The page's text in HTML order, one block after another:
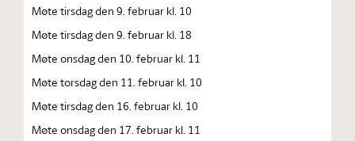
Møte tirsdag den 9. februar kl. 10
Møte tirsdag den 9. februar kl. 18
Møte onsdag den 10. februar kl. 11
Møte torsdag den 11. februar kl. 10
Møte tirsdag den 16. februar kl. 10
Møte onsdag den 17. februar kl. 11